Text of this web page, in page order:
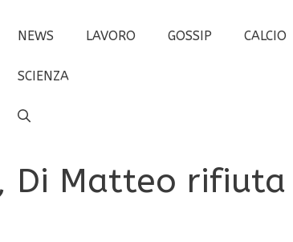
NEWS LAVORO GOSSIP CALCIO
SCIENZA
Di Matteo